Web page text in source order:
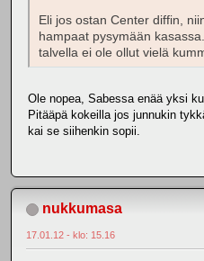
Eli jos ostan Center diffin,
hampaat pysymään
talvella ei ole ollut vielä
Ole nopea, Sabessa enää yksi
Pitääpä kokeilla jos junnukin
kai se siihenkin sopii.
nukkumasa
17.01.12 - klo: 15.16